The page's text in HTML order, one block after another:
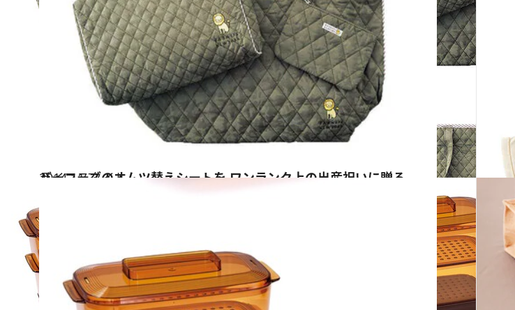
2014.11.7
バーニーズのオムツ替えシートを ワンランク上の出産祝いに贈る
ライフスタイル